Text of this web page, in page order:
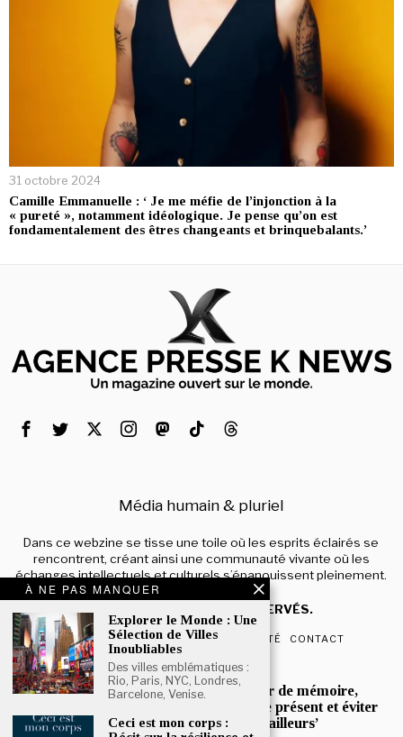
31 octobre 2024
Camille Emmanuelle : ‘ Je me méfie de l’injonction à la
« pureté », notamment idéologique. Je pense qu’on est
fondamentalement des êtres changeants et brinquebalants.’
Média humain & pluriel
Dans ce webzine se tisse une toile où les esprits éclairés se
rencontrent, créant ainsi une communauté vivante où les
échanges intellectuels et culturels s’épanouissent pleinement.
© 2024 – TOUS DROITS RÉSERVÉS.
QUI SOMMES-NOUS CONFIDENTIALITÉ CONTACT
POPULAIRE
Mona Jafarian :’Un devoir de mémoire,
pour mieux comprendre le présent et éviter
que l’histoire ne se répète ailleurs’
À NE PAS MANQUER
Explorer le Monde : Une
Sélection de Villes
Inoubliables
Des villes emblématiques :
Rio, Paris, NYC, Londres,
Barcelone, Venise.
Ceci est mon corps :